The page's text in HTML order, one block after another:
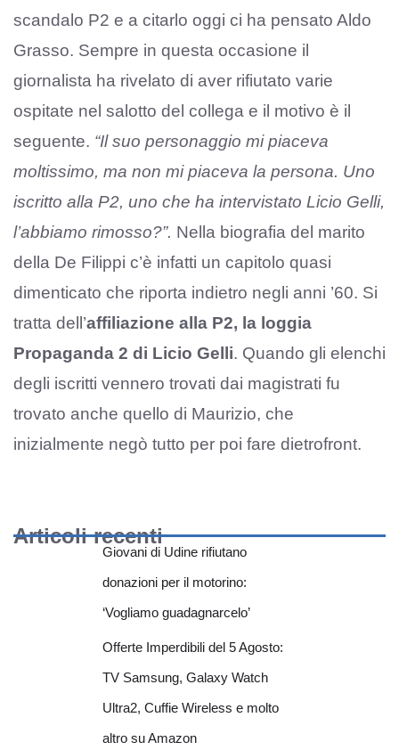
scandalo P2 e a citarlo oggi ci ha pensato Aldo
Grasso. Sempre in questa occasione il
giornalista ha rivelato di aver rifiutato varie
ospitate nel salotto del collega e il motivo è il
seguente. “Il suo personaggio mi piaceva
moltissimo, ma non mi piaceva la persona. Uno
iscritto alla P2, uno che ha intervistato Licio Gelli,
l’abbiamo rimosso?”. Nella biografia del marito
della De Filippi c’è infatti un capitolo quasi
dimenticato che riporta indietro negli anni ’60. Si
tratta dell’affiliazione alla P2, la loggia
Propaganda 2 di Licio Gelli. Quando gli elenchi
degli iscritti vennero trovati dai magistrati fu
trovato anche quello di Maurizio, che
inizialmente negò tutto per poi fare dietrofront.
Articoli recenti
Giovani di Udine rifiutano
donazioni per il motorino:
‘Vogliamo guadagnarcelo’
Offerte Imperdibili del 5 Agosto:
TV Samsung, Galaxy Watch
Ultra2, Cuffie Wireless e molto
altro su Amazon